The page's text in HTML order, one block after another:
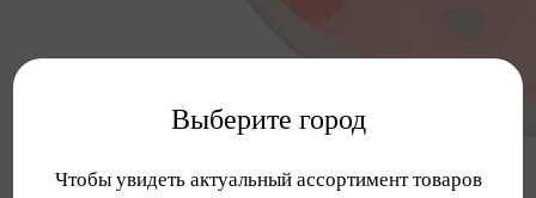
Выберите город
Чтобы увидеть актуальный ассортимент товаров